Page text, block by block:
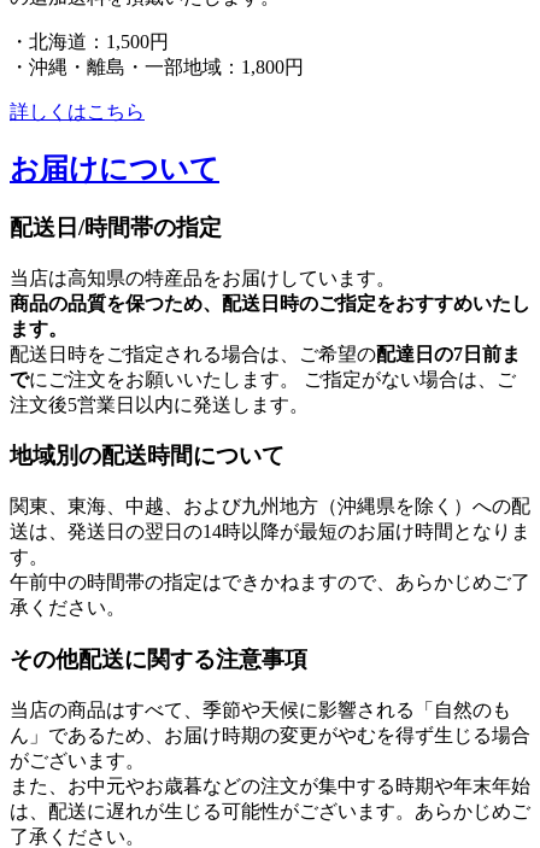
・北海道：1,500円
・沖縄・離島・一部地域：1,800円
詳しくはこちら
お届けについて
配送日/時間帯の指定
当店は高知県の特産品をお届けしています。
商品の品質を保つため、配送日時のご指定をおすすめいたし
ます。
配送日時をご指定される場合は、ご希望の配達日の7日前ま
でにご注文をお願いいたします。 ご指定がない場合は、ご
注文後5営業日以内に発送します。
地域別の配送時間について
関東、東海、中越、および九州地方（沖縄県を除く）への配
送は、発送日の翌日の14時以降が最短のお届け時間となりま
す。
午前中の時間帯の指定はできかねますので、あらかじめご了
承ください。
その他配送に関する注意事項
当店の商品はすべて、季節や天候に影響される「自然のも
ん」であるため、お届け時期の変更がやむを得ず生じる場合
がございます。
また、お中元やお歳暮などの注文が集中する時期や年末年始
は、配送に遅れが生じる可能性がございます。あらかじめご
了承ください。